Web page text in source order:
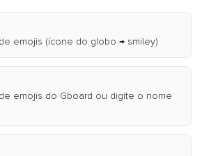
emojis (ícone do globo → smiley)
emojis do Gboard ou digite o nome